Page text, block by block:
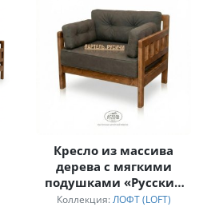
Кресло из массива
дерева с мягкими
подушками «Русский
лофт»
Коллекция: ЛОФТ (LOFT)